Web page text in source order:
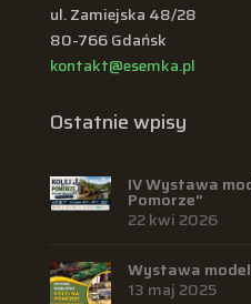
ul. Zamiejska 48/28
80-766 Gdańsk
kontakt@esemka.pl
Ostatnie wpisy
IV Wystawa
Pomorze”
22 kwi 2026
Wystawa
13 maj 2025